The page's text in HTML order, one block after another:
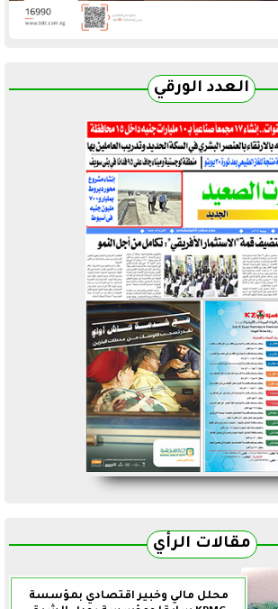
العدد الورقي
مقالات الرأي
محلل مالي وخبير اقتصادي بمؤسسة